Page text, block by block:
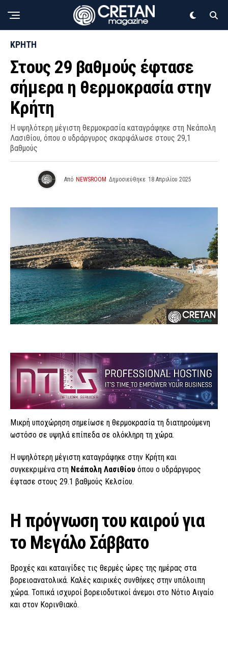
ΚΡΗΤΗ
Στους 29 βαθμούς έφτασε
σήμερα η θερμοκρασία στην
Κρήτη
Η υψηλότερη μέγιστη θερμοκρασία καταγράφηκε στη Νεάπολη
Λασιθίου, όπου ο υδράργυρος σκαρφάλωσε στους 29,1
βαθμούς
Από NEWSROOM Δημοσιεύθηκε 18 Απριλίου 2025
Μικρή υποχώρηση σημείωσε η θερμοκρασία τη διατηρούμενη
ωστόσο σε υψηλά επίπεδα σε ολόκληρη τη χώρα.
Η υψηλότερη μέγιστη καταγράφηκε στην Κρήτη και
συγκεκριμένα στη Νεάπολη Λασιθίου όπου ο υδράργυρος
έφτασε στους 29.1 βαθμούς Κελσίου.
Η πρόγνωση του καιρού για
το Μεγάλο Σάββατο
Βροχές και καταιγίδες τις θερμές ώρες της ημέρας στα
βορειοανατολικά. Καλές καιρικές συνθήκες στην υπόλοιπη
χώρα. Τοπικά ισχυροί βορειοδυτικοί άνεμοι στο Νότιο Αιγαίο
και στον Κορινθιακό.